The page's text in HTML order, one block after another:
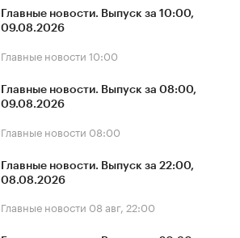
Главные новости. Выпуск за 10:00,
09.08.2026
Главные новости 10:00
Главные новости. Выпуск за 08:00,
09.08.2026
Главные новости 08:00
Главные новости. Выпуск за 22:00,
08.08.2026
Главные новости 08 авг, 22:00